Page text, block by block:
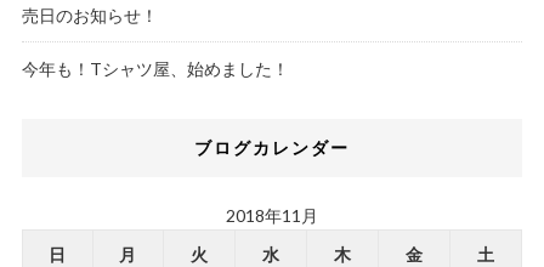
売日のお知らせ！
今年も！Tシャツ屋、始めました！
ブログカレンダー
2018年11月
日
月 火 水 木 金 土